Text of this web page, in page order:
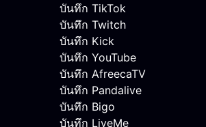
บันทึก TikTok
บันทึก Twitch
บันทึก Kick
บันทึก YouTube
บันทึก AfreecaTV
บันทึก Pandalive
บันทึก Bigo
บันทึก LiveMe